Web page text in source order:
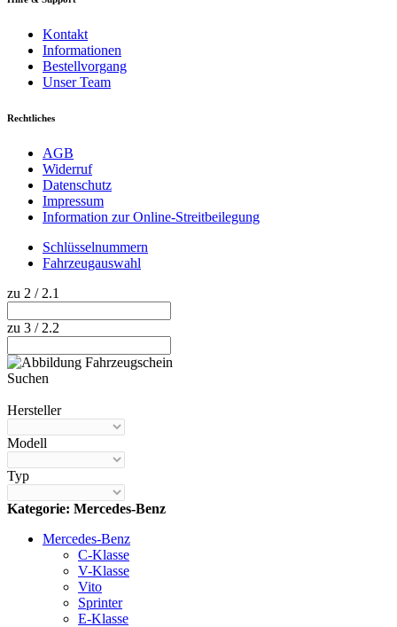
Kontakt
Informationen
Bestellvorgang
Unser Team
Rechtliches
AGB
Widerruf
Datenschutz
Impressum
Information zur Online-Streitbeilegung
Schlüsselnummern
Fahrzeugauswahl
zu 2 / 2.1
zu 3 / 2.2
Suchen
Hersteller
Modell
Typ
Kategorie: Mercedes-Benz
Mercedes-Benz
C-Klasse
V-Klasse
Vito
Sprinter
E-Klasse